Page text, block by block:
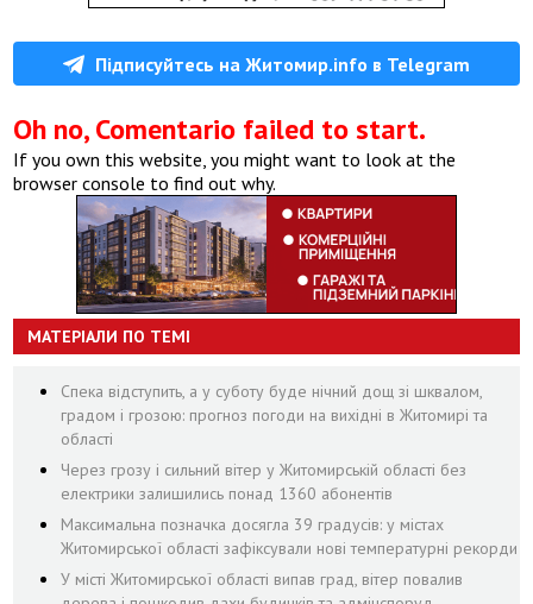
Підписуйтесь на Житомир.info в Telegram
Oh no, Comentario failed to start.
If you own this website, you might want to look at the
browser console to find out why.
МАТЕРІАЛИ ПО ТЕМІ
Спека відступить, а у суботу буде нічний дощ зі шквалом,
градом і грозою: прогноз погоди на вихідні в Житомирі та
області
Через грозу і сильний вітер у Житомирській області без
електрики залишились понад 1360 абонентів
Максимальна позначка досягла 39 градусів: у містах
Житомирської області зафіксували нові температурні рекорди
У місті Житомирської області випав град, вітер повалив